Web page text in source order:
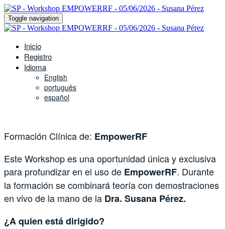
Toggle navigation
Inicio
Registro
Idioma
English
português
español
Formación Clínica de: EmpowerRF
Este Workshop es una oportunidad única y exclusiva
para profundizar en el uso de EmpowerRF. Durante
la formación se combinará teoría con demostraciones
en vivo de la mano de la Dra. Susana Pérez.
¿A quien está dirigido?